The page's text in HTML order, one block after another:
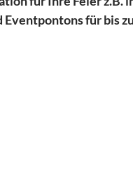
Eventpontons für bis